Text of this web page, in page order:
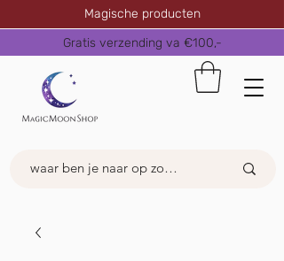
Magische producten
Gratis verzending va €100,-